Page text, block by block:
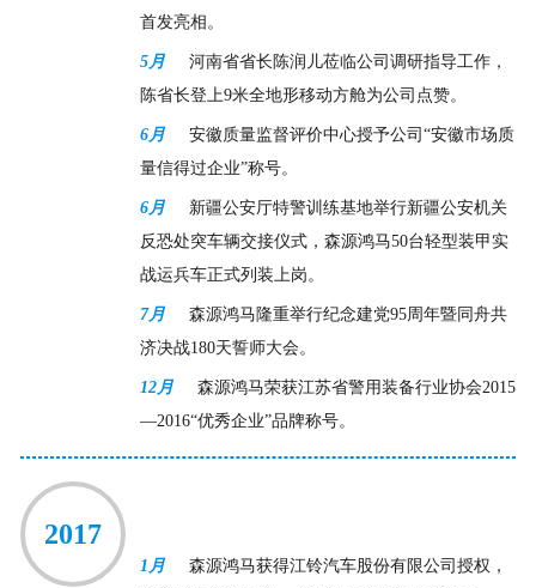
首发亮相。
5月
河南省省长陈润儿莅临公司调研指导工作，
陈省长登上9米全地形移动方舱为公司点赞。
6月
安徽质量监督评价中心授予公司“安徽市场质
量信得过企业”称号。
6月
新疆公安厅特警训练基地举行新疆公安机关
反恐处突车辆交接仪式，森源鸿马50台轻型装甲实
战运兵车正式列装上岗。
7月
森源鸿马隆重举行纪念建党95周年暨同舟共
济决战180天誓师大会。
12月
森源鸿马荣获江苏省警用装备行业协会2015
—2016“优秀企业”品牌称号。
2017
1月
森源鸿马获得江铃汽车股份有限公司授权，